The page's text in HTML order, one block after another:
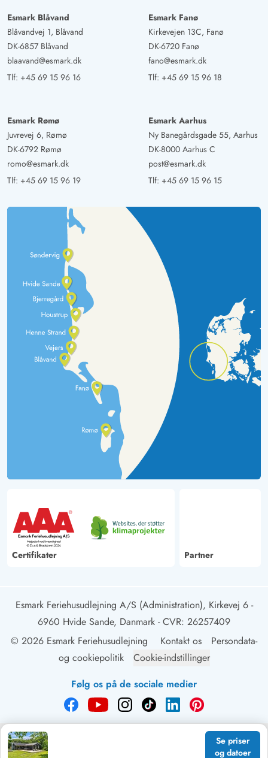
Se priser
og datoer
Esmark Blåvand
Blåvandvej 1, Blåvand
DK-6857 Blåvand
blaavand@esmark.dk
Tlf: +45 69 15 96 16
Esmark Fanø
Kirkevejen 13C, Fanø
DK-6720 Fanø
fano@esmark.dk
Tlf: +45 69 15 96 18
Esmark Rømø
Juvrevej 6, Rømø
DK-6792 Rømø
romo@esmark.dk
Tlf: +45 69 15 96 19
Esmark Aarhus
Ny Banegårdsgade 55, Aarhus
DK-8000 Aarhus C
post@esmark.dk
Tlf: +45 69 15 96 15
Certifikater Partner
Esmark Feriehusudlejning A/S (Administration), Kirkevej 6 -
6960 Hvide Sande, Danmark - CVR: 26257409
© 2026 Esmark Feriehusudlejning
Kontakt os
Persondata-
og cookiepolitik
Cookie-indstillinger
Følg os på de sociale medier